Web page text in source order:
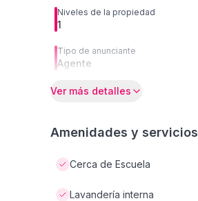
Niveles de la propiedad
1
Tipo de anunciante
Agente
Ver más detalles
Amenidades y servicios
Cerca de Escuela
Lavandería interna